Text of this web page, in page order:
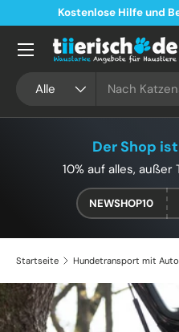
Direkt zum Inhalt
Kostenloser Versand
Alle
Der Shop
10% auf alles,
NEWSHOP10
Startseite Hundetransport mit